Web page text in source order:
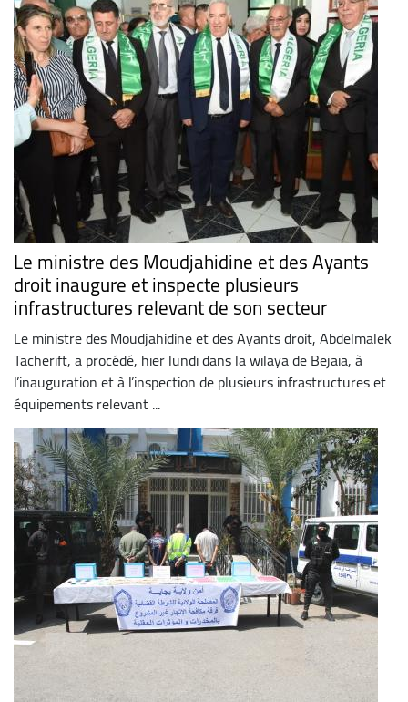
Le ministre des Moudjahidine et des Ayants
droit inaugure et inspecte plusieurs
infrastructures relevant de son secteur
Le ministre des Moudjahidine et des Ayants droit, Abdelmalek
Tacherift, a procédé, hier lundi dans la wilaya de Bejaïa, à
l’inauguration et à l’inspection de plusieurs infrastructures et
équipements relevant ...